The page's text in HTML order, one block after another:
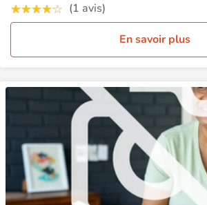
(1 avis)
En savoir plus